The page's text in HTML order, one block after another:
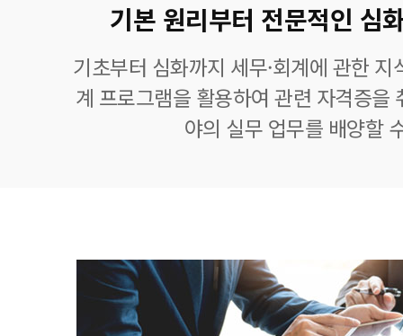
기본 원리부터 전문적인 심
기초부터 심화까지 세무·회계에 관한
계 프로그램을 활용하여 관련 자격증을
야의 실무 업무를 배양할